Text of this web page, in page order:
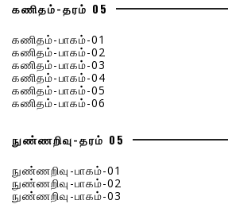
கணிதம்-தரம் 05
கணிதம்-பாகம்-01
கணிதம்-பாகம்-02
கணிதம்-பாகம்-03
கணிதம்-பாகம்-04
கணிதம்-பாகம்-05
கணிதம்-பாகம்-06
நுண்ணறிவு-தரம் 05
நுண்ணறிவு-பாகம்-01
நுண்ணறிவு-பாகம்-02
நுண்ணறிவு-பாகம்-03